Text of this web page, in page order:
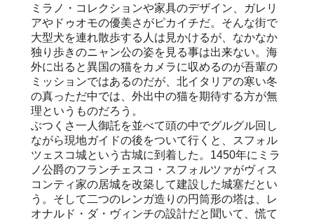
ミラノ・コレクションや家具のデザイン、ガレリ
アやドゥオモの優美さがピカイチだ。そんな街で
大型犬を連れ散歩する人は見かけるが、なかなか
独り歩きのニャン公の姿を見る事は出来ない。海
外に出ると異国の猫をカメラに収めるのが吾輩の
ミッションではあるのだが、北イタリアの寒い冬
の真っただ中では、外出中の猫を期待する方が無
理というものだろう。
ぶつくさ一人御託を並べて頭の中でグルグル回し
ながら現地ガイドの後をついて行くと、スフォル
ツェスコ城という古城に到着した。1450年にミラ
ノ公爵のフランチェスコ・スフォルツァがヴィス
コンティ家の居城を改築して建設した城塞だとい
う。そして二つのレンガ造りの円筒形の塔は、レ
オナルド・ダ・ヴィンチの設計だと聞いて、慌て